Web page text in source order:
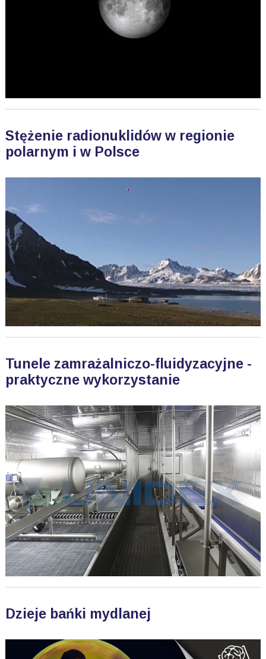
Stężenie radionuklidów w regionie
polarnym i w Polsce
Tunele zamrażalniczo-fluidyzacyjne -
praktyczne wykorzystanie
Dzieje bańki mydlanej